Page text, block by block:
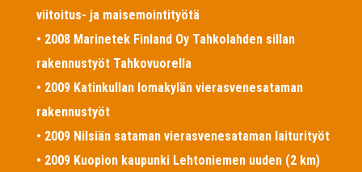
viitoitus- ja maisemointityötä
• 2008 Marinetek Finland Oy Tahkolahden sillan
rakennustyöt Tahkovuorella
• 2009 Katinkullan lomakylän vierasvenesataman
rakennustyöt
• 2009 Nilsiän sataman vierasvenesataman laiturityöt
• 2009 Kuopion kaupunki Lehtoniemen uuden (2 km)